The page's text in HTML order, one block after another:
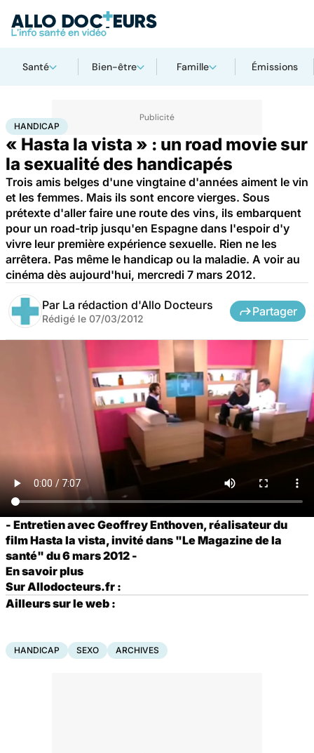
Santé Bien-être Famille Émissions
AccueilBien-être
HANDICAP
« Hasta la vista » : un road movie sur
la sexualité des handicapés
Trois amis belges d'une vingtaine d'années aiment le vin
et les femmes. Mais ils sont encore vierges. Sous
prétexte d'aller faire une route des vins, ils embarquent
pour un road-trip jusqu'en Espagne dans l'espoir d'y
vivre leur première expérience sexuelle. Rien ne les
arrêtera. Pas même le handicap ou la maladie. A voir au
cinéma dès aujourd'hui, mercredi 7 mars 2012.
Par La rédaction d'Allo Docteurs
Rédigé le 07/03/2012
Partager
- Entretien avec Geoffrey Enthoven, réalisateur du
filmHasta la vista, invité dans "Le Magazine de la
santé" du 6 mars 2012 -
En savoir plus
Sur Allodocteurs.fr :
Ailleurs sur le web :
HANDICAP SEXO ARCHIVES